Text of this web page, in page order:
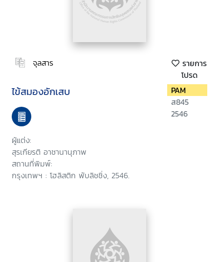
จุลสาร
รายการ
โปรด
ไข้สมองอักเสบ
ผู้แต่ง:
สุรเกียรติ อาชานานุภาพ
สถานที่พิมพ์:
กรุงเทพฯ : โฮลิสติก พับลิชชิ่ง, 2546.
PAM
ส845
2546